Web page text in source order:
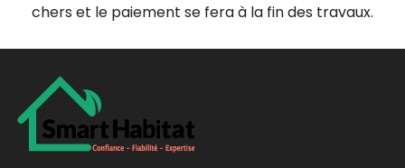
chers et le paiement se fera à la fin des travaux.